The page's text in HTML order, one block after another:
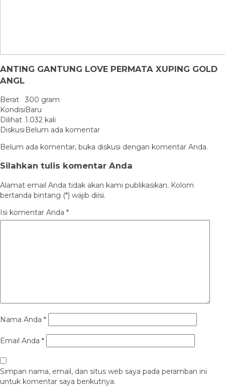
ANTING GANTUNG LOVE PERMATA XUPING GOLD
ANGL
Berat
300 gram
KondisiBaru
Dilihat 1.032 kali
Diskusi Belum ada komentar
Belum ada komentar, buka diskusi dengan komentar Anda.
Silahkan tulis komentar Anda
Alamat email Anda tidak akan kami publikasikan. Kolom
bertanda bintang (*) wajib diisi.
Isi komentar Anda *
Nama Anda *
Email Anda *
Simpan nama, email, dan situs web saya pada peramban ini
untuk komentar saya berikutnya.